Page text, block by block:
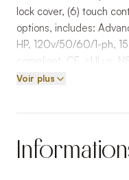
lock cover, (6) touch
options, includes:
HP, 120v/50/60/1-ph,
compliant, CE, cULus,
Voir plus